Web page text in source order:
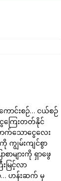
ာင်းစဉ်… ငယ်စဉ်
ေကြေးတတ်နိုင်
က်သောငွေလေး
ကျွမ်းကျင်စွာ
ျားကို ရှာဖွေ
ြင့်လာ
… ဟန်းဆက် မှ